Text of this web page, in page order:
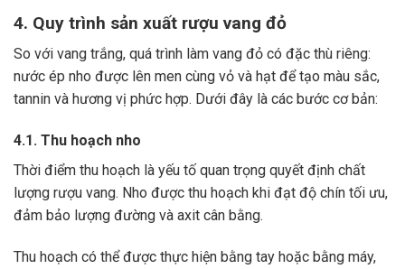
4. Quy trình sản xuất rượu vang đỏ
So với vang trắng, quá trình làm vang đỏ có đặc thù riêng:
nước ép nho được lên men cùng vỏ và hạt để tạo màu sắc,
tannin và hương vị phức hợp. Dưới đây là các bước cơ bản:
4.1. Thu hoạch nho
Thời điểm thu hoạch là yếu tố quan trọng quyết định chất
lượng rượu vang. Nho được thu hoạch khi đạt độ chín tối ưu,
đảm bảo lượng đường và axit cân bằng.
Thu hoạch có thể được thực hiện bằng tay hoặc bằng máy,